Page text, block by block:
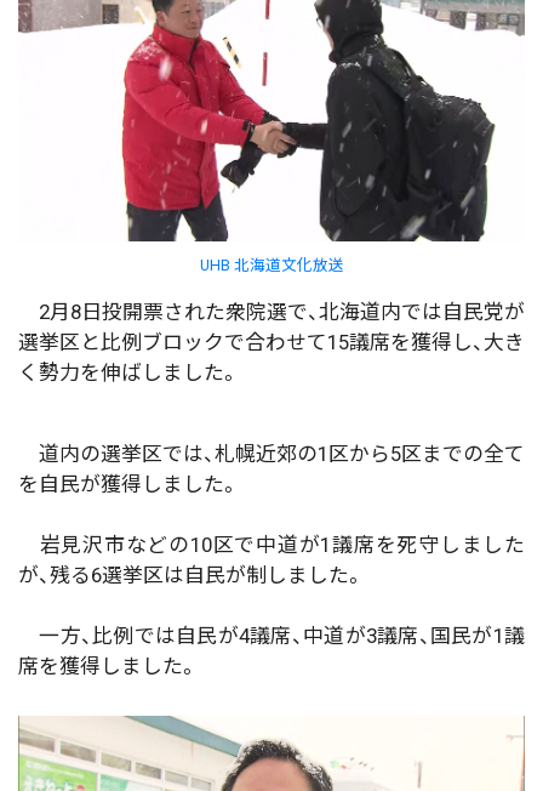
UHB 北海道文化放送
2月8日投開票された衆院選で、北海道内では自民党が
選挙区と比例ブロックで合わせて15議席を獲得し、大き
く勢力を伸ばしました。
道内の選挙区では、札幌近郊の1区から5区までの全て
を自民が獲得しました。
岩見沢市などの10区で中道が1議席を死守しました
が、残る6選挙区は自民が制しました。
一方、比例では自民が4議席、中道が3議席、国民が1議
席を獲得しました。